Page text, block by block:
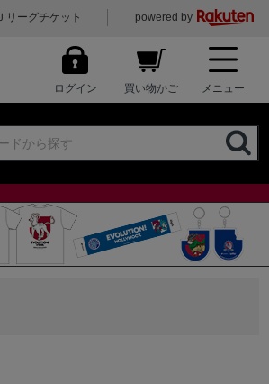
Ｊリーグチケット powered by
ログイン 買い物かご メニュー